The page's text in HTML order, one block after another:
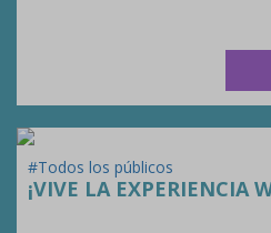
#Todos los públicos
¡VIVE LA EXPERIENCIA